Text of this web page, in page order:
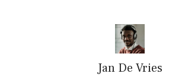
Jan De Vries